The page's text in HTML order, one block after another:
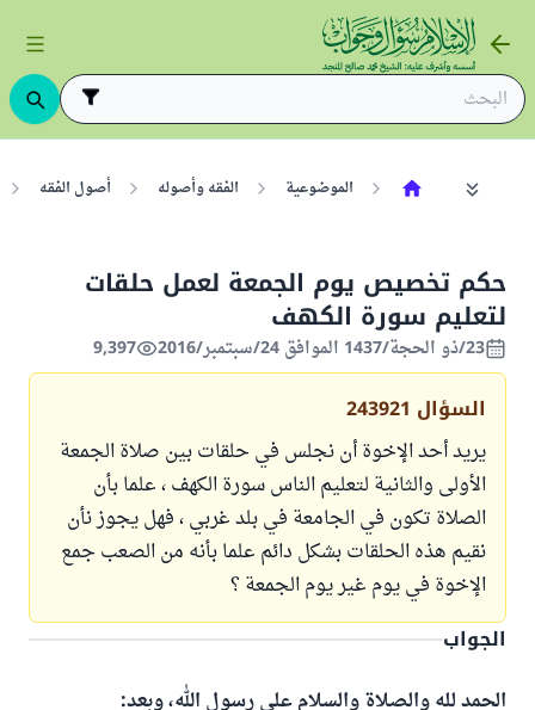
الموضوعية الفقه وأصوله أصول الفقه
حكم تخصيص يوم الجمعة لعمل حلقات
لتعليم سورة الكهف
23/ذو الحجة/1437 الموافق 24/سبتمبر/2016 9,397
السؤال 243921
يريد أحد الإخوة أن نجلس في حلقات بين صلاة الجمعة
الأولى والثانية لتعليم الناس سورة الكهف ، علما بأن
الصلاة تكون في الجامعة في بلد غربي ، فهل يجوز نأن
نقيم هذه الحلقات بشكل دائم علما بأنه من الصعب جمع
الإخوة في يوم غير يوم الجمعة ؟
الجواب
الحمد لله والصلاة والسلام على رسول الله، وبعد: